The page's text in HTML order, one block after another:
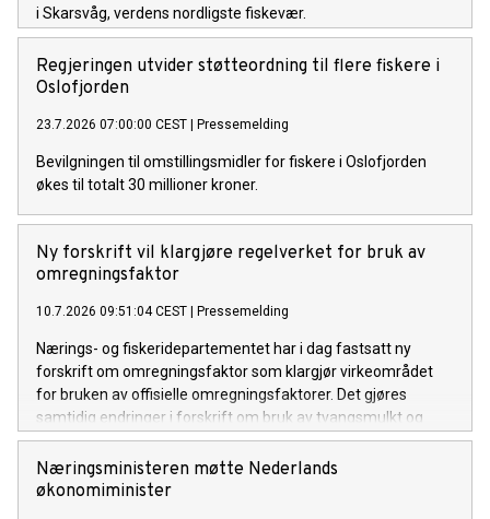
i Skarsvåg, verdens nordligste fiskevær.
Regjeringen utvider støtteordning til flere fiskere i
Oslofjorden
23.7.2026 07:00:00 CEST Pressemelding
Bevilgningen til omstillingsmidler for fiskere i Oslofjorden
økes til totalt 30 millioner kroner.
Ny forskrift vil klargjøre regelverket for bruk av
omregningsfaktor
10.7.2026 09:51:04 CEST Pressemelding
Nærings- og fiskeridepartementet har i dag fastsatt ny
forskrift om omregningsfaktor som klargjør virkeområdet
for bruken av offisielle omregningsfaktorer. Det gjøres
samtidig endringer i forskrift om bruk av tvangsmulkt og
overtredelsesgebyr ved brudd på havressurslova og
deltakerloven, i tråd med sanksjonsreglene i den nye
forskriften.
Næringsministeren møtte Nederlands
økonomiminister